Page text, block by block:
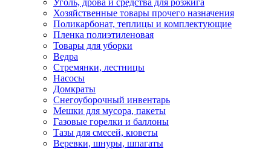
Хозяйственные товары прочего назначения
Поликарбонат, теплицы и комплектующие
Пленка полиэтиленовая
Товары для уборки
Ведра
Стремянки, лестницы
Насосы
Домкраты
Снегоуборочный инвентарь
Мешки для мусора, пакеты
Газовые горелки и баллоны
Тазы для смесей, кюветы
Веревки, шнуры, шпагаты